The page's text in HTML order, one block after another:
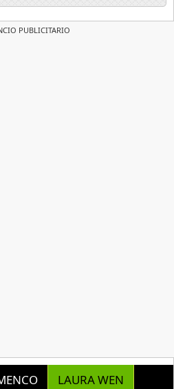
PUBLICITARIO
LAURA WEN